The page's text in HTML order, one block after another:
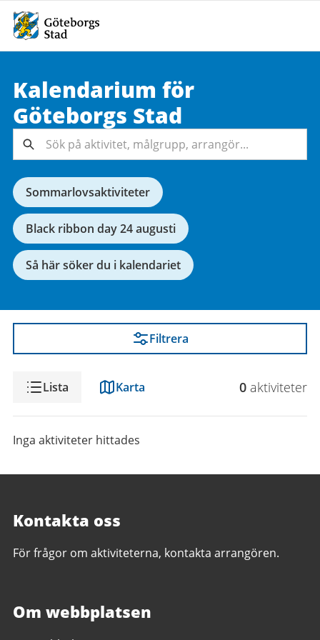
Kalendarium för
Göteborgs Stad
Sök på
aktivitet,
målgrupp,
arrangör...
Sök
Sommarlovsaktiviteter
Black ribbon day 24 augusti
Så här söker du i kalendariet
Filtrera
VisningLista Karta 0 aktiviteter
Inga aktiviteter hittades
Kontakta oss
För frågor om aktiviteterna, kontakta arrangören.
Om webbplatsen